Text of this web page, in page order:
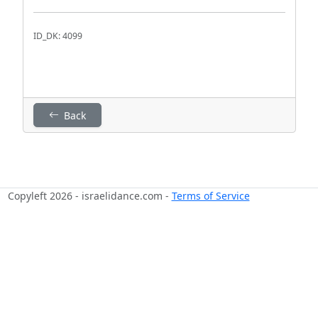
ID_DK: 4099
Back
Copyleft 2026 - israelidance.com - Terms of Service